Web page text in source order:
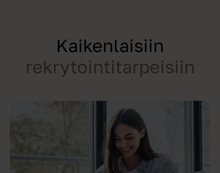
Kaikenlaisiin
rekrytointitarpeisiin